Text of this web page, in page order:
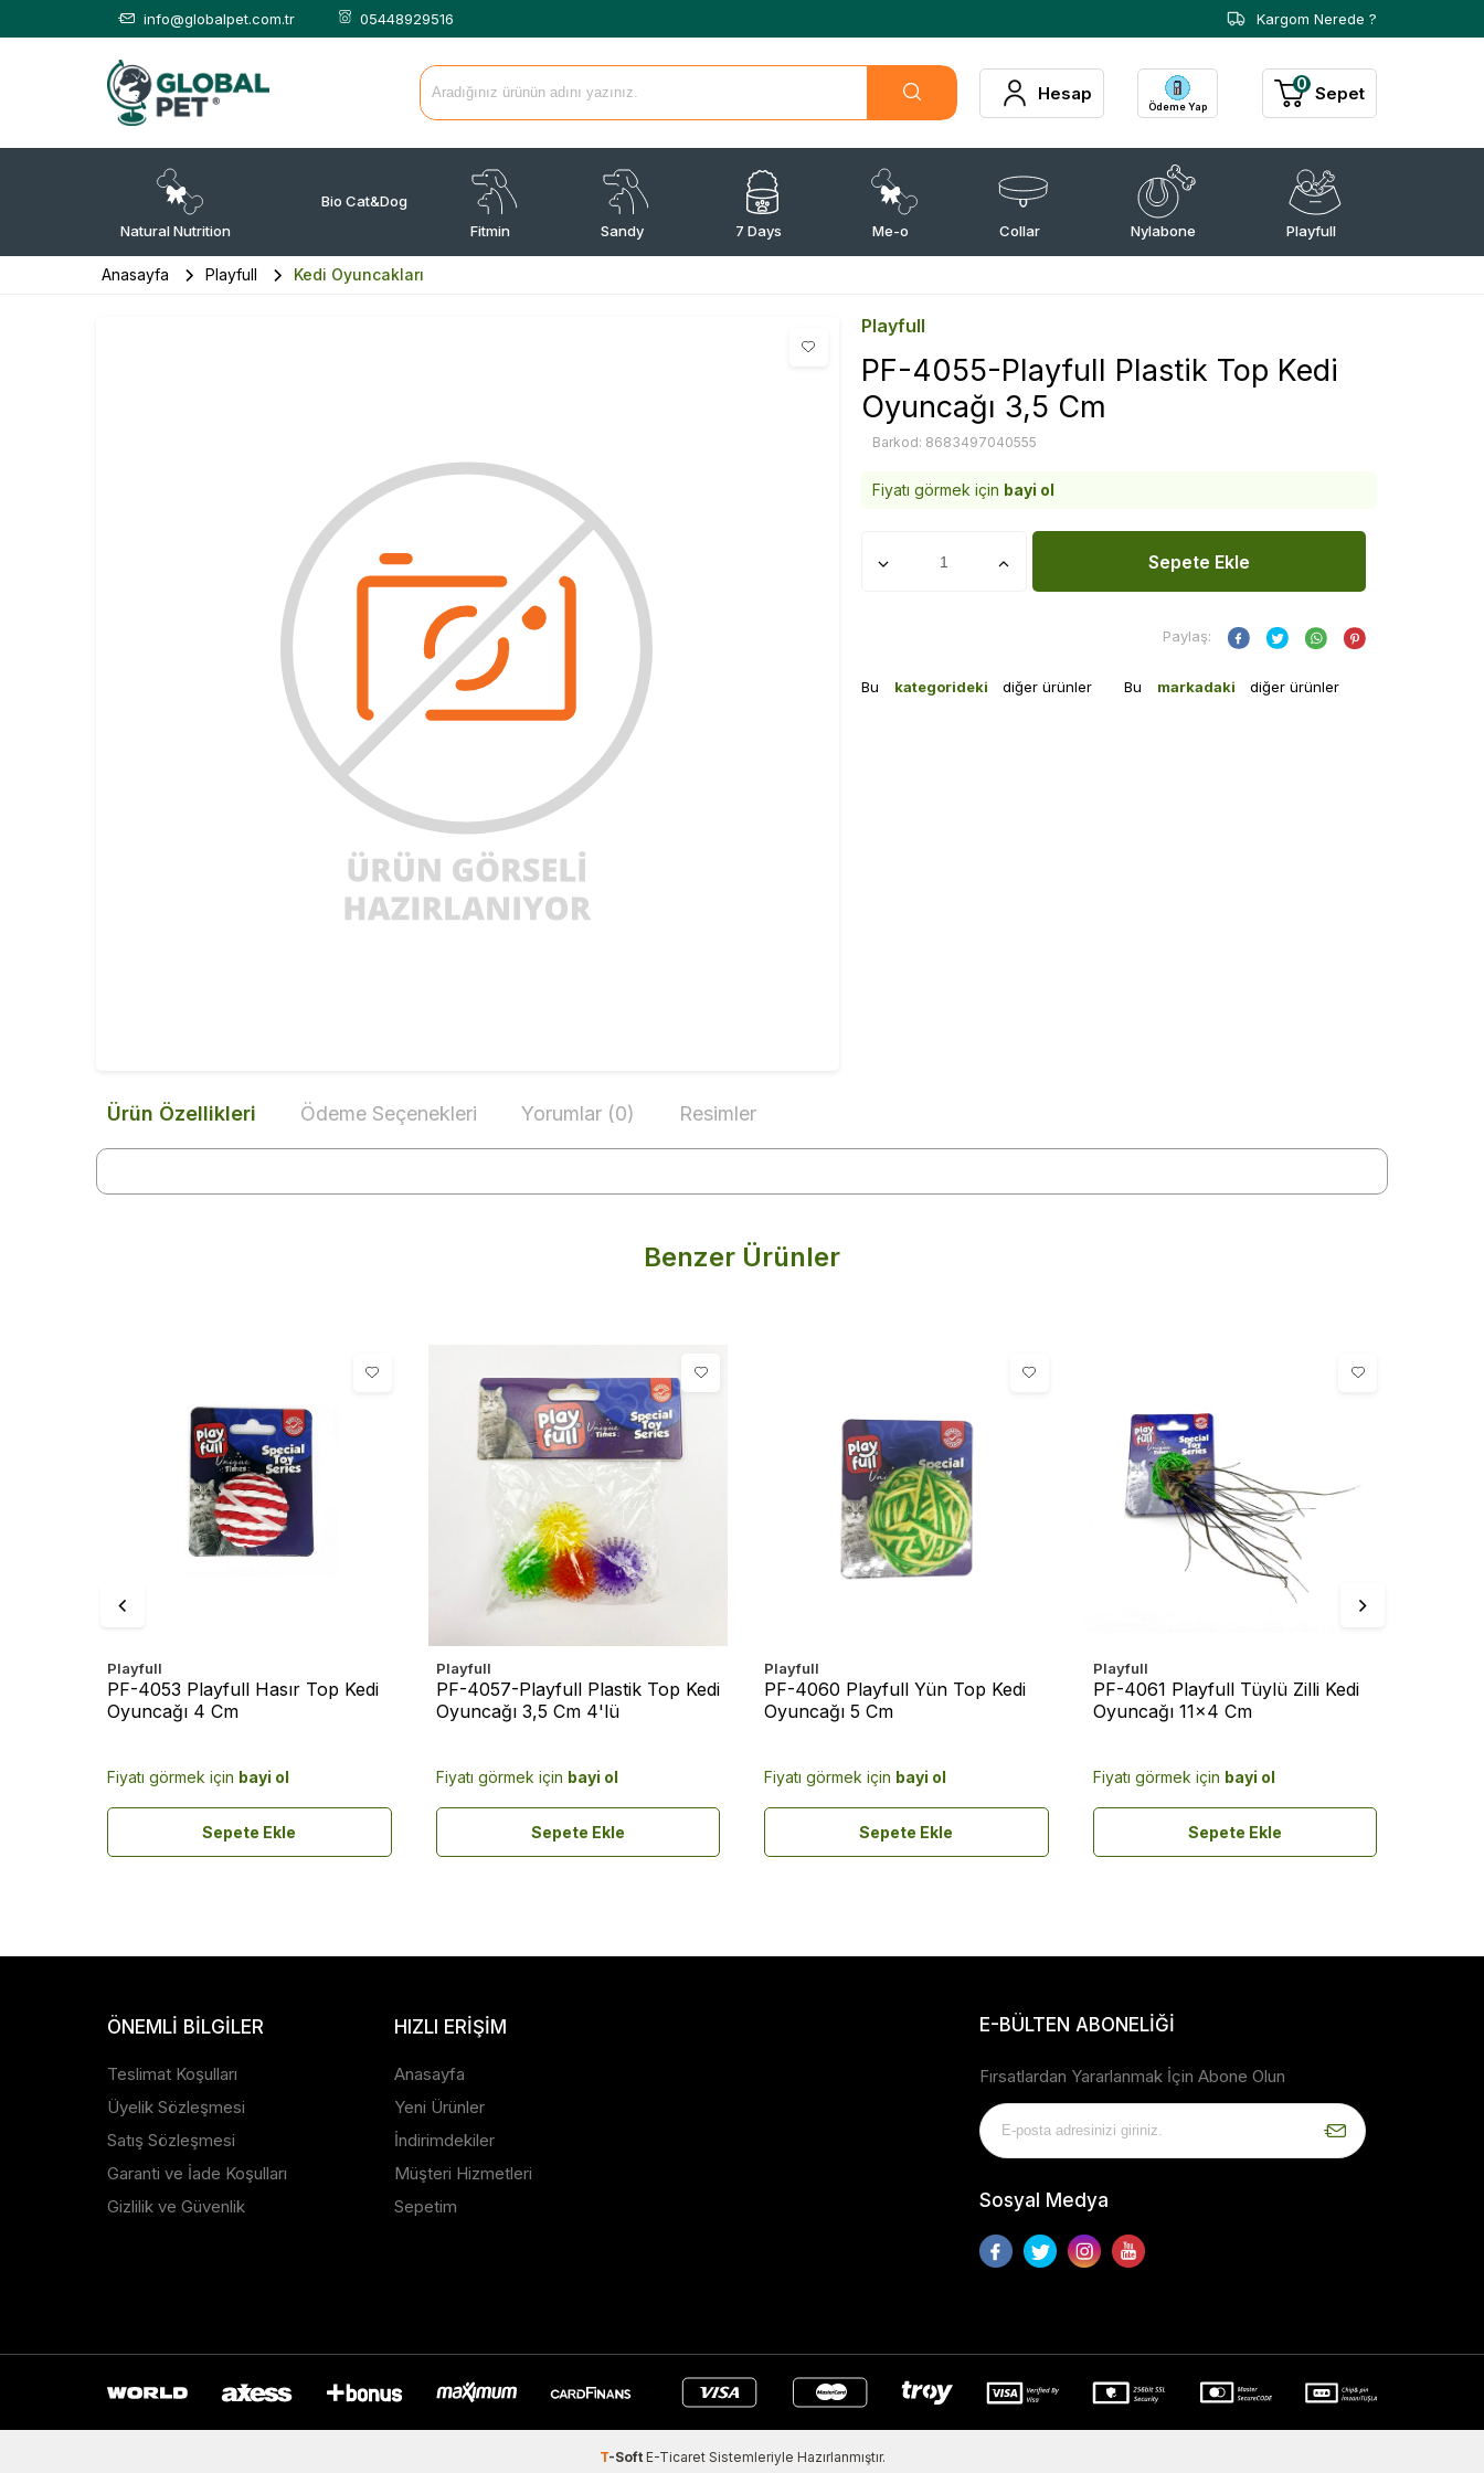
info@globalpet.com.tr 05448929516 Kargom Nerede ?
Hesap
Ödeme Yap
0 Sepet
Natural Nutrition
Bio Cat&Dog
Fitmin
Sandy 7 Days Me-o Collar Nylabone Playfull
Anasayfa Playfull Kedi Oyuncakları
Playfull
PF-4055-Playfull Plastik Top Kedi
Oyuncağı 3,5 Cm
Barkod: 8683497040555
Fiyatı görmek için bayi ol
Sepete Ekle
Paylaş:
Bu kategorideki diğer ürünler Bu markadaki diğer ürünler
Ürün Özellikleri Ödeme Seçenekleri Yorumlar (0) Resimler
Benzer Ürünler
Playfull
PF-4053 Playfull Hasır Top Kedi
Oyuncağı 4 Cm
Fiyatı görmek için bayi ol
Sepete Ekle
Playfull
PF-4057-Playfull Plastik Top Kedi
Oyuncağı 3,5 Cm 4'lü
Fiyatı görmek için bayi ol
Sepete Ekle
Playfull
PF-4060 Playfull Yün Top Kedi
Oyuncağı 5 Cm
Fiyatı görmek için bayi ol
Sepete Ekle
Playfull
PF-4061 Playfull Tüylü Zilli Kedi
Oyuncağı 11x4 Cm
Fiyatı görmek için bayi ol
Sepete Ekle
ÖNEMLI BILGILER
Teslimat Koşulları
Üyelik Sözleşmesi
Satış Sözleşmesi
Garanti ve İade Koşulları
Gizlilik ve Güvenlik
HIZLI ERIŞIM
Anasayfa
Yeni Ürünler
İndirimdekiler
Müşteri Hizmetleri
Sepetim
E-BÜLTEN ABONELİĞİ
Fırsatlardan Yararlanmak İçin Abone Olun
Sosyal Medya
T-Soft E-TicaretSistemleriyle Hazırlanmıştır.